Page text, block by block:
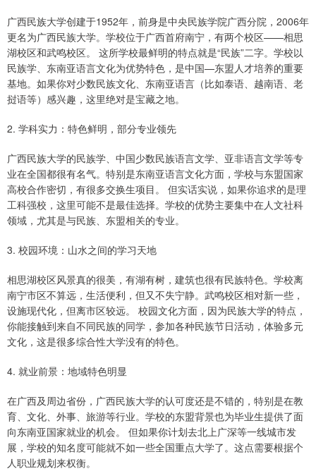
广西民族大学创建于1952年，前身是中央民族学院广西分院，2006年
更名为广西民族大学。学校位于广西首府南宁，有两个校区——相思
湖校区和武鸣校区。 这所学校最鲜明的特点就是“民族”二字。学校以
民族学、东南亚语言文化为优势特色，是中国—东盟人才培养的重要
基地。如果你对少数民族文化、东南亚语言（比如泰语、越南语、老
挝语等）感兴趣，这里绝对是宝藏之地。
2. 学科实力：特色鲜明，部分专业领先
广西民族大学的民族学、中国少数民族语言文学、亚非语言文学等专
业在全国都很有名气。特别是东南亚语言文化方面，学校与东盟国家
高校合作密切，有很多交换生项目。 但实话实说，如果你追求的是理
工科强校，这里可能不是最佳选择。学校的优势主要集中在人文社科
领域，尤其是与民族、东盟相关的专业。
3. 校园环境：山水之间的学习天地
相思湖校区风景真的很美，有湖有树，建筑也很有民族特色。学校离
南宁市区不算远，生活便利，但又不失宁静。武鸣校区相对新一些，
设施现代化，但离市区较远。 校园文化方面，因为民族大学的特点，
你能接触到来自不同民族的同学，参加各种民族节日活动，体验多元
文化，这是很多综合性大学没有的特色。
4. 就业前景：地域特色明显
在广西及周边省份，广西民族大学的认可度还是不错的，特别是在教
育、文化、外事、旅游等行业。学校的东盟背景也为毕业生提供了面
向东南亚国家就业的机会。 但如果你计划去北上广深等一线城市发
展，学校的知名度可能就不如一些全国重点大学了。这点需要根据个
人职业规划来权衡。